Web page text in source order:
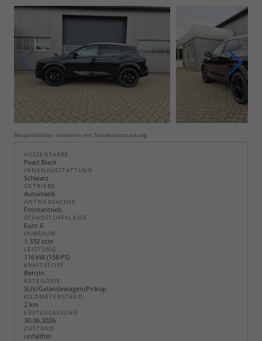
Beispielbilder, teilweise mit Sonderausstattung
AUSSENFARBE
Pearl Black
INNENAUSSTATTUNG
Schwarz
GETRIEBE
Automatik
ANTRIEBSACHSE
Frontantrieb
SCHADSTOFFKLASSE
Euro 6
HUBRAUM
1.332 ccm
LEISTUNG
116 kW (158 PS)
KRAFTSTOFF
Benzin
KATEGORIE
SUV/Geländewagen/Pickup
KILOMETERSTAND
2 km
ERSTZULASSUNG
30.06.2026
ZUSTAND
unfallfrei